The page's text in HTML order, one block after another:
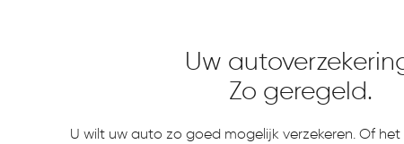
Uw
Zo geregeld.
U wilt uw auto zo goed mogelijk verzekeren. Of